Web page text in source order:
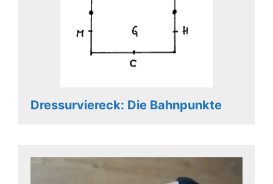
Dressurviereck: Die Bahnpunkte